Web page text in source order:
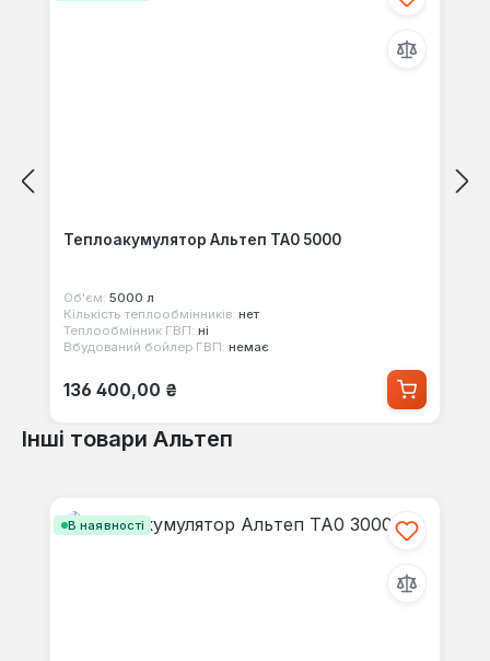
Теплоакумулятор Альтеп ТА0 5000
Об'єм: 5000 л
Кількість теплообмінників: нет
Теплообмінник ГВП: ні
Вбудований бойлер ГВП: немає
Звичайна ціна:
136 400,00 ₴
Інші товари Альтеп
В наявності